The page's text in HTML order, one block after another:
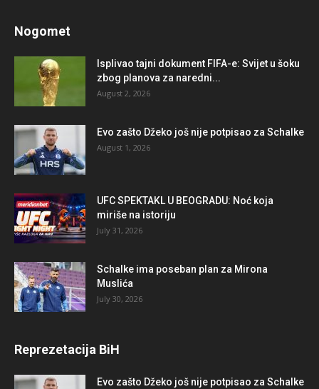
Nogomet
Isplivao tajni dokument FIFA-e: Svijet u šoku
zbog planova za naredni...
August 2, 2026
Evo zašto Džeko još nije potpisao za Schalke
August 1, 2026
UFC SPEKTAKL U BEOGRADU: Noć koja
miriše na istoriju
July 31, 2026
Schalke ima poseban plan za Mirona
Muslića
July 30, 2026
Reprezetacija BiH
Evo zašto Džeko još nije potpisao za Schalke